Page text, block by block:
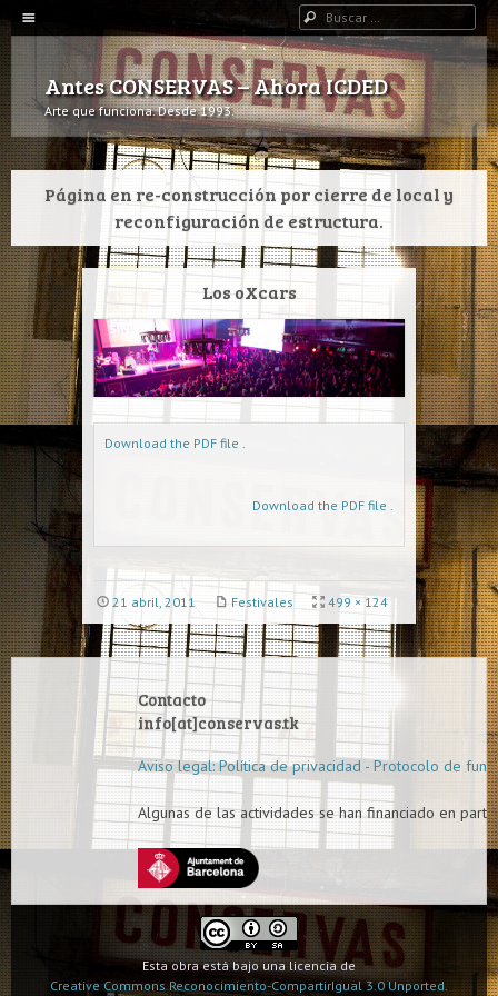
IR AL CONTENIDO
Buscar
Antes CONSERVAS – Ahora ICDED
Arte que funciona. Desde 1993.
Página en re-construcción por cierre de local y
reconfiguración de estructura.
Los oXcars
Download the PDF file .
Download the PDF file .
21 abril, 2011 Festivales 499 × 124
Contacto
info[at]conservas.tk
Aviso legal: Política de privacidad - Protocolo de
Algunas de las actividades se han financiado en
Esta obra está bajo una licencia de
Creative Commons Reconocimiento-CompartirIgual 3.0 Unported.